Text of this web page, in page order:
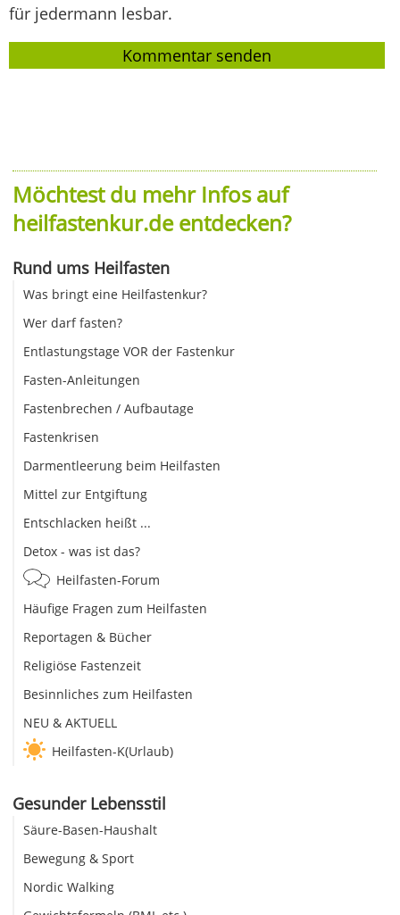
für jedermann lesbar.
Möchtest du mehr Infos auf
heilfastenkur.de entdecken?
Rund ums Heilfasten
Was bringt eine Heilfastenkur?
Wer darf fasten?
Entlastungstage VOR der Fastenkur
Fasten-Anleitungen
Fastenbrechen / Aufbautage
Fastenkrisen
Darmentleerung beim Heilfasten
Mittel zur Entgiftung
Entschlacken heißt ...
Detox - was ist das?
Heilfasten-Forum
Häufige Fragen zum Heilfasten
Reportagen & Bücher
Religiöse Fastenzeit
Besinnliches zum Heilfasten
NEU & AKTUELL
Heilfasten-K(Urlaub)
Gesunder Lebensstil
Säure-Basen-Haushalt
Bewegung & Sport
Nordic Walking